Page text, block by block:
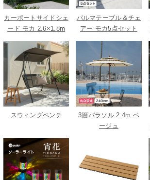
カーポートサイドシェ
ード モカ 2.6×1.8m
パルマテーブル＆チェ
アー モカ5点セット
スウィングベンチ
3層パラソル 2.4m ベ
ージュ